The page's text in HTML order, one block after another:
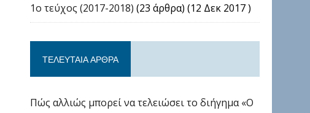
1ο τεύχος (2017-2018) (23 άρθρα) (12 Δεκ 2017 )
ΤΕΛΕΥΤΑΊΑ ΆΡΘΡΑ
Πώς αλλιώς μπορεί να τελειώσει το διήγημα «Ο